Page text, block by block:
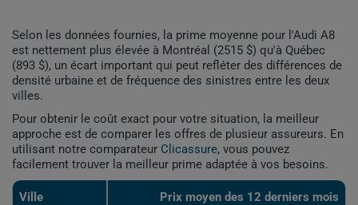
Selon les données fournies, la prime moyenne pour l'Audi A8
est nettement plus élevée à Montréal (2515 $) qu'à Québec
(893 $), un écart important qui peut refléter des différences de
densité urbaine et de fréquence des sinistres entre les deux
villes.
Pour obtenir le coût exact pour votre situation, la meilleur
approche est de comparer les offres de plusieur assureurs. En
utilisant notre comparateur Clicassure, vous pouvez
facilement trouver la meilleur prime adaptée à vos besoins.
Ville Prix ​​moyen des 12 derniers mois